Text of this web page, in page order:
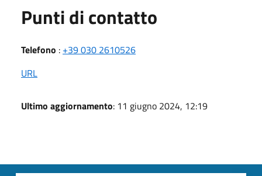
Punti di contatto
Telefono : +39 030 2610526
URL
Ultimo aggiornamento: 11 giugno 2024, 12:19